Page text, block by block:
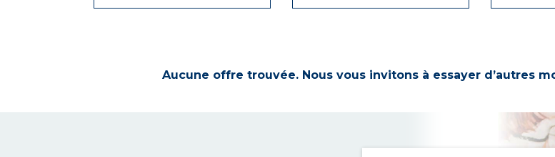
Aucune offre trouvée. Nous vous invitons à essayer d’autres